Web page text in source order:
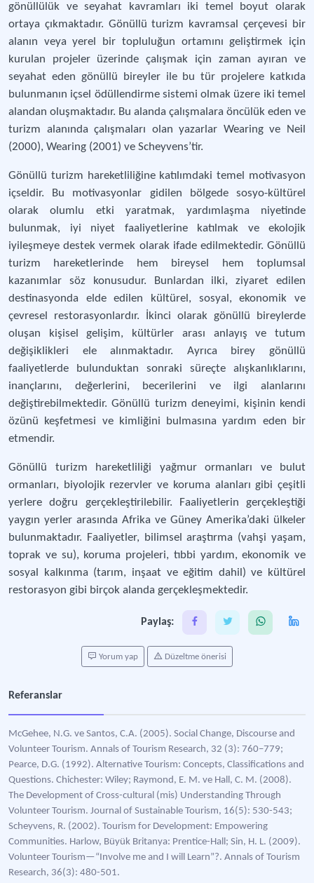
gönüllülük ve seyahat kavramları iki temel boyut olarak
ortaya çıkmaktadır. Gönüllü turizm kavramsal çerçevesi bir
alanın veya yerel bir topluluğun ortamını geliştirmek için
kurulan projeler üzerinde çalışmak için zaman ayıran ve
seyahat eden gönüllü bireyler ile bu tür projelere katkıda
bulunmanın içsel ödüllendirme sistemi olmak üzere iki temel
alandan oluşmaktadır. Bu alanda çalışmalara öncülük eden ve
turizm alanında çalışmaları olan yazarlar Wearing ve Neil
(2000), Wearing (2001) ve Scheyvens’tir.
Gönüllü turizm hareketliliğine katılımdaki temel motivasyon
içseldir. Bu motivasyonlar gidilen bölgede sosyo-kültürel
olarak olumlu etki yaratmak, yardımlaşma niyetinde
bulunmak, iyi niyet faaliyetlerine katılmak ve ekolojik
iyileşmeye destek vermek olarak ifade edilmektedir. Gönüllü
turizm hareketlerinde hem bireysel hem toplumsal
kazanımlar söz konusudur. Bunlardan ilki, ziyaret edilen
destinasyonda elde edilen kültürel, sosyal, ekonomik ve
çevresel restorasyonlardır. İkinci olarak gönüllü bireylerde
oluşan kişisel gelişim, kültürler arası anlayış ve tutum
değişiklikleri ele alınmaktadır. Ayrıca birey gönüllü
faaliyetlerde bulunduktan sonraki süreçte alışkanlıklarını,
inançlarını, değerlerini, becerilerini ve ilgi alanlarını
değiştirebilmektedir. Gönüllü turizm deneyimi, kişinin kendi
özünü keşfetmesi ve kimliğini bulmasına yardım eden bir
etmendir.
Gönüllü turizm hareketliliği yağmur ormanları ve bulut
ormanları, biyolojik rezervler ve koruma alanları gibi çeşitli
yerlere doğru gerçekleştirilebilir. Faaliyetlerin gerçekleştiği
yaygın yerler arasında Afrika ve Güney Amerika’daki ülkeler
bulunmaktadır. Faaliyetler, bilimsel araştırma (vahşi yaşam,
toprak ve su), koruma projeleri, tıbbi yardım, ekonomik ve
sosyal kalkınma (tarım, inşaat ve eğitim dahil) ve kültürel
restorasyon gibi birçok alanda gerçekleşmektedir.
Paylaş:
Yorum yap Düzeltme önerisi
Referanslar
McGehee, N.G. ve Santos, C.A. (2005). Social Change, Discourse and
Volunteer Tourism. Annals of Tourism Research, 32 (3): 760–779;
Pearce, D.G. (1992). Alternative Tourism: Concepts, Classifications and
Questions. Chichester: Wiley; Raymond, E. M. ve Hall, C. M. (2008).
The Development of Cross-cultural (mis) Understanding Through
Volunteer Tourism. Journal of Sustainable Tourism, 16(5): 530-543;
Scheyvens, R. (2002). Tourism for Development: Empowering
Communities. Harlow, Büyük Britanya: Prentice-Hall; Sin, H. L. (2009).
Volunteer Tourism—“Involve me and I will Learn”?. Annals of Tourism
Research, 36(3): 480-501.